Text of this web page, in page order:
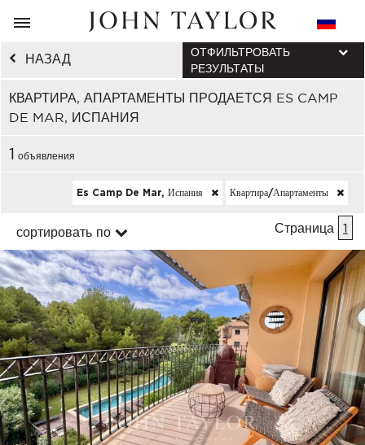
НАЗАД
КВАРТИРА, АПАРТАМЕНТЫ ПРОДАЕТСЯ ES CAMP
DE MAR, ИСПАНИЯ
ОТФИЛЬТРОВАТЬ
РЕЗУЛЬТАТЫ
1 объявления
Es Camp De Mar, Испания Квартира/апартаменты
сортировать по Страница 1